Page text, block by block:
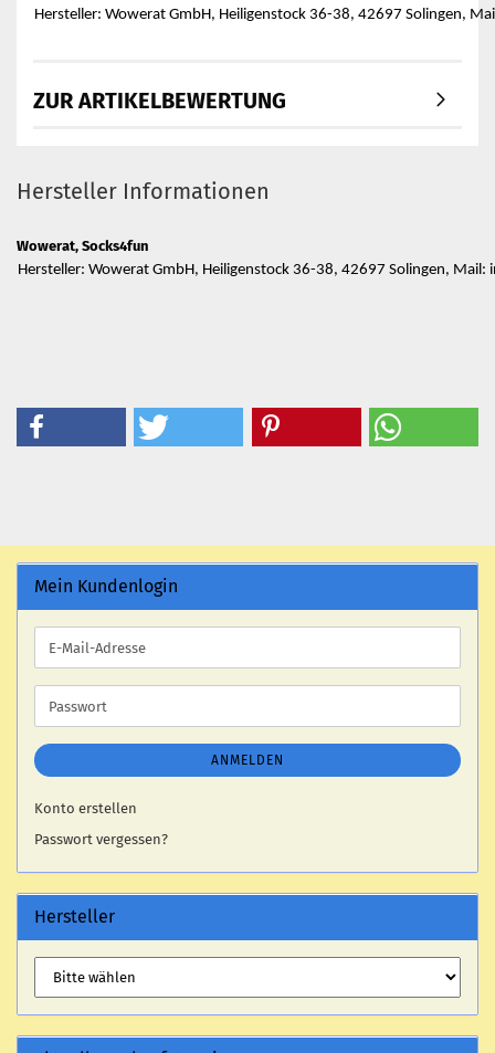
Hersteller: Wowerat GmbH, Heiligenstock 36-38, 42697 Solingen,
ZUR ARTIKELBEWERTUNG
Hersteller Informationen
Wowerat, Socks4fun
Hersteller: Wowerat GmbH, Heiligenstock 36-38, 42697 Solingen,
Mein Kundenlogin
E-
Mail-
Adresse
Passwort
ANMELDEN
Konto erstellen
Passwort vergessen?
Hersteller